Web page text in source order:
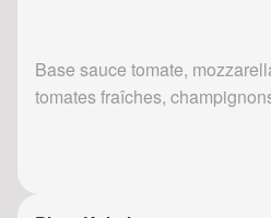
Base sauce tomate,
tomates fraîches,